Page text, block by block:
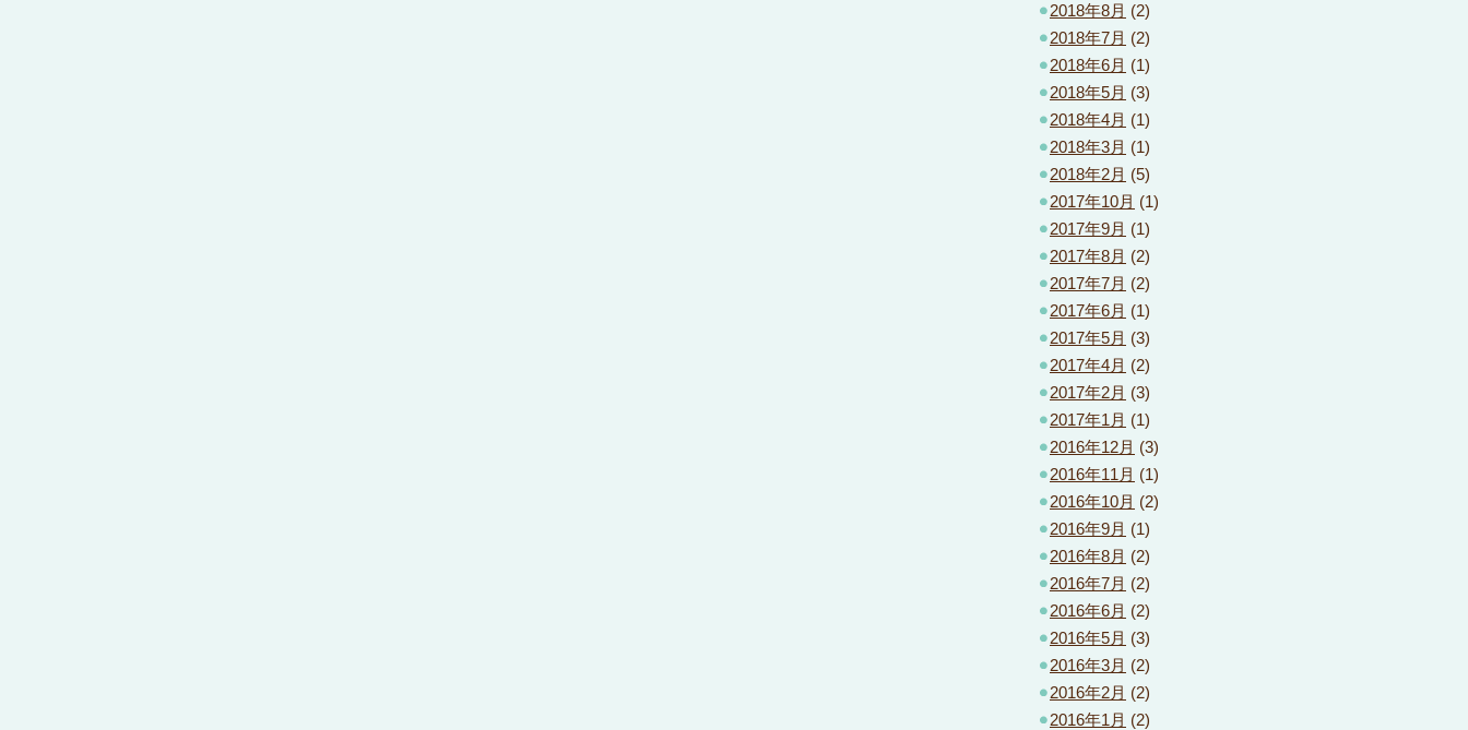
2018年8月 (2)
2018年7月 (2)
2018年6月 (1)
2018年5月 (3)
2018年4月 (1)
2018年3月 (1)
2018年2月 (5)
2017年10月 (1)
2017年9月 (1)
2017年8月 (2)
2017年7月 (2)
2017年6月 (1)
2017年5月 (3)
2017年4月 (2)
2017年2月 (3)
2017年1月 (1)
2016年12月 (3)
2016年11月 (1)
2016年10月 (2)
2016年9月 (1)
2016年8月 (2)
2016年7月 (2)
2016年6月 (2)
2016年5月 (3)
2016年3月 (2)
2016年2月 (2)
2016年1月 (2)